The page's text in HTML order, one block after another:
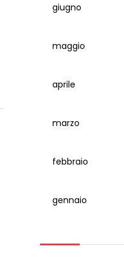
giugno
maggio
aprile
marzo
febbraio
gennaio